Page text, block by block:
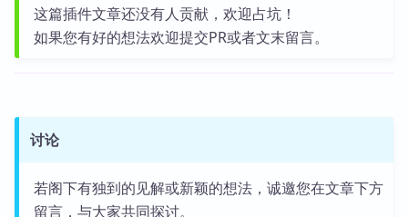
这篇插件文章还没有人贡献，欢迎占坑！
如果您有好的想法欢迎提交PR或者文末留言。
讨论
若阁下有独到的见解或新颖的想法，诚邀您在文章下方
留言，与大家共同探讨。